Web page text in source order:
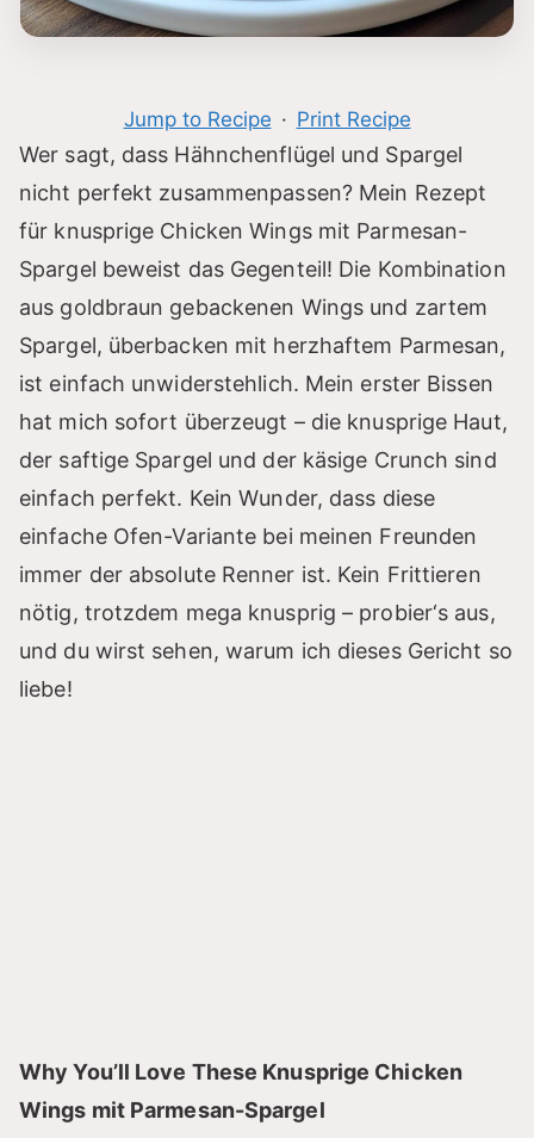
Jump to Recipe · Print Recipe
Wer sagt, dass Hähnchenflügel und Spargel
nicht perfekt zusammenpassen? Mein Rezept
für knusprige Chicken Wings mit Parmesan-
Spargel beweist das Gegenteil! Die Kombination
aus goldbraun gebackenen Wings und zartem
Spargel, überbacken mit herzhaftem Parmesan,
ist einfach unwiderstehlich. Mein erster Bissen
hat mich sofort überzeugt – die knusprige Haut,
der saftige Spargel und der käsige Crunch sind
einfach perfekt. Kein Wunder, dass diese
einfache Ofen-Variante bei meinen Freunden
immer der absolute Renner ist. Kein Frittieren
nötig, trotzdem mega knusprig – probier‘s aus,
und du wirst sehen, warum ich dieses Gericht so
liebe!
Why You’ll Love These Knusprige Chicken
Wings mit Parmesan-Spargel